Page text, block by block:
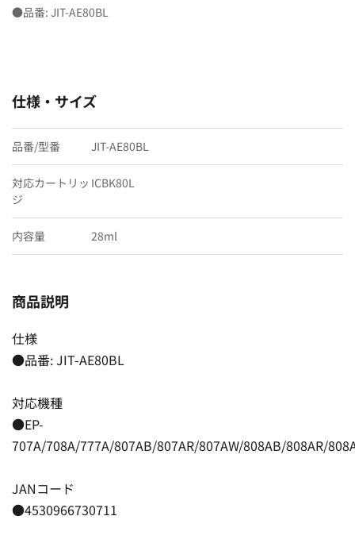
●品番: JIT-AE80BL
仕様・サイズ
品番/型番 JIT-AE80BL
対応カートリッ
ジ
ICBK80L
内容量 28ml
商品説明
仕様
●品番: JIT-AE80BL
対応機種
●EP-
707A/708A/777A/807AB/807AR/807AW/808AB/808AR/
JANコード
●4530966730711